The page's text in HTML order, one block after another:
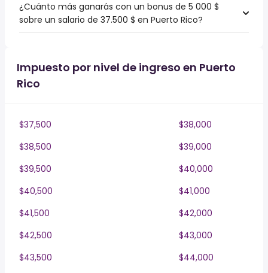
¿Cuánto más ganarás con un bonus de 5 000 $
sobre un salario de 37.500 $ en Puerto Rico?
Impuesto por nivel de ingreso en Puerto
Rico
$37,500
$38,000
$38,500
$39,000
$39,500
$40,000
$40,500
$41,000
$41,500
$42,000
$42,500
$43,000
$43,500
$44,000